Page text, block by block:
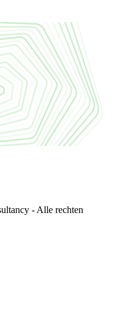
- Alle rechten